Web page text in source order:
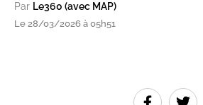
Par Le360 (avec MAP)
Le 28/03/2026 à 05h51